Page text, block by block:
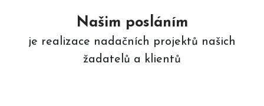
Našim posláním
je realizace nadačních projektů našich
žadatelů a klientů